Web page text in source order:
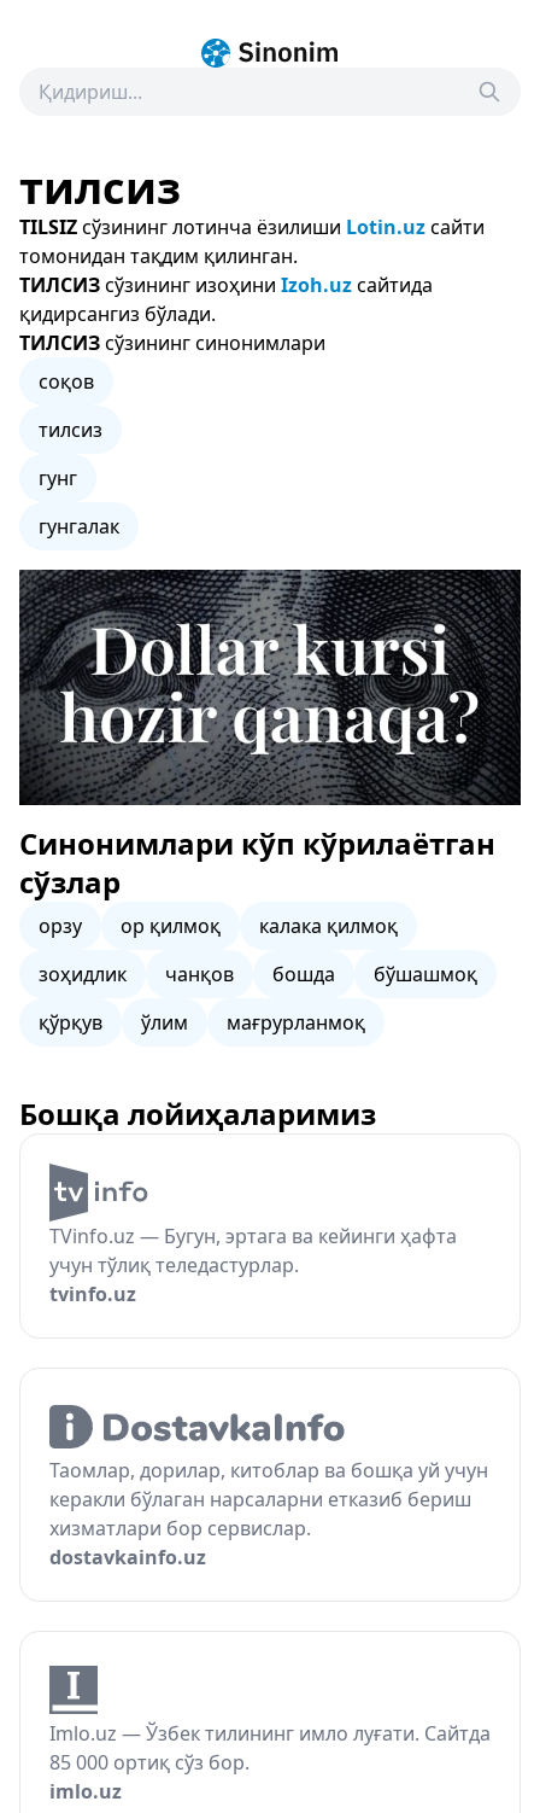
тилсиз
TILSIZсўзининг лотинча ёзилиши Lotin.uzсайти
томонидан тақдим қилинган.
ТИЛСИЗсўзининг изоҳини Izoh.uzсайтида
қидирсангиз бўлади.
ТИЛСИЗсўзининг синонимлари
соқов
тилсиз
гунг
гунгалак
Синонимлари кўп кўрилаётган
сўзлар
орзу ор қилмоқ
калака қилмоқ
зоҳидлик
чанқов бошда
бўшашмоқ
қўрқув
ўлим мағрурланмоқ
Бошқа лойиҳаларимиз
TVinfo.uz — Бугун, эртага ва кейинги ҳафта
учун тўлиқ теледастурлар.
tvinfo.uz
Таомлар, дорилар, китоблар ва бошқа уй учун
керакли бўлаган нарсаларни етказиб бериш
хизматлари бор сервислар.
dostavkainfo.uz
Imlo.uz — Ўзбек тилининг имло луғати. Сайтда
85 000 ортиқ сўз бор.
imlo.uz